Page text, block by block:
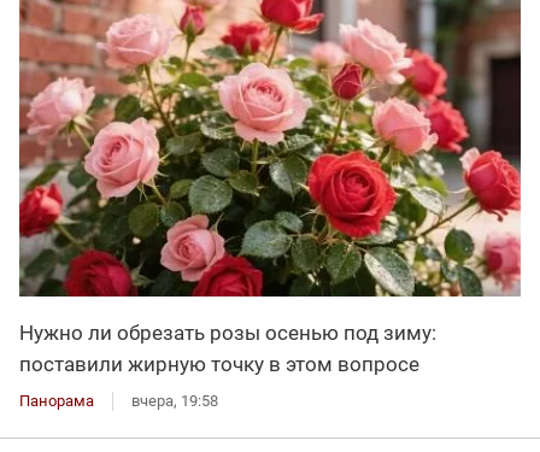
Нужно ли обрезать розы осенью под зиму:
поставили жирную точку в этом вопросе
Панорама вчера, 19:58